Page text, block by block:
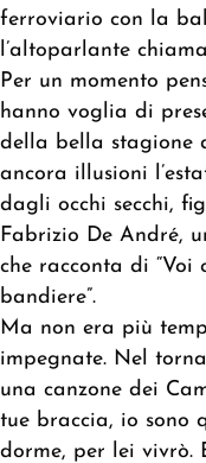
ferroviario con la
l’altoparlante
Per un momento
hanno voglia di
della bella stagione
ancora illusioni
dagli occhi secchi,
Fabrizio De André,
che racconta di
bandiere”.
Ma non era più
impegnate. Nel
una canzone dei
tue braccia, io sono
dorme, per lei vivrò.